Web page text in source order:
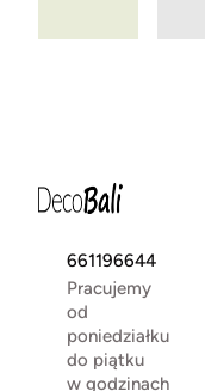
661196644
Pracujemy
od
poniedziałku
do piątku
w godzinach